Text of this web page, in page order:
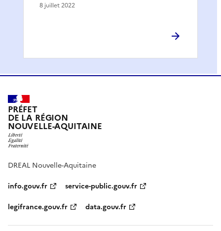
8 juillet 2022
PRÉFET
DE LA RÉGION
NOUVELLE-AQUITAINE
DREAL Nouvelle-Aquitaine
info.gouv.fr
service-public.gouv.fr
legifrance.gouv.fr
data.gouv.fr